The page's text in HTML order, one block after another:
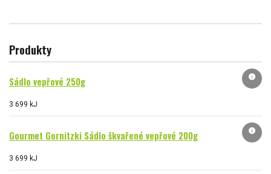
Produkty
Sádlo vepřové 250g
3 699 kJ
info
Gourmet Gornitzki Sádlo škvařené vepřové 200g
3 699 kJ
info